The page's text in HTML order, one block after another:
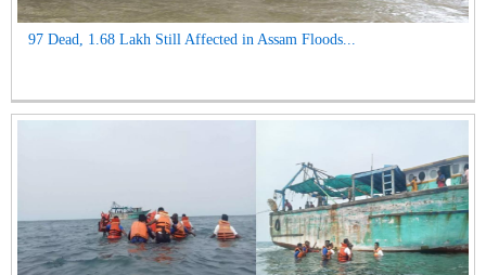
97 Dead, 1.68 Lakh Still Affected in Assam Floods...